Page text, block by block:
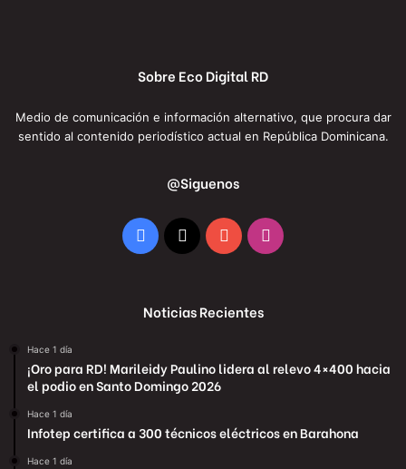
Sobre Eco Digital RD
Medio de comunicación e información alternativo, que procura dar
sentido al contenido periodístico actual en República Dominicana.
@Siguenos
Facebook
X YouTubeInstagram
Noticias Recientes
Hace 1 día
¡Oro para RD! Marileidy Paulino lidera al relevo 4×400 hacia
el podio en Santo Domingo 2026
Hace 1 día
Infotep certifica a 300 técnicos eléctricos en Barahona
Hace 1 día